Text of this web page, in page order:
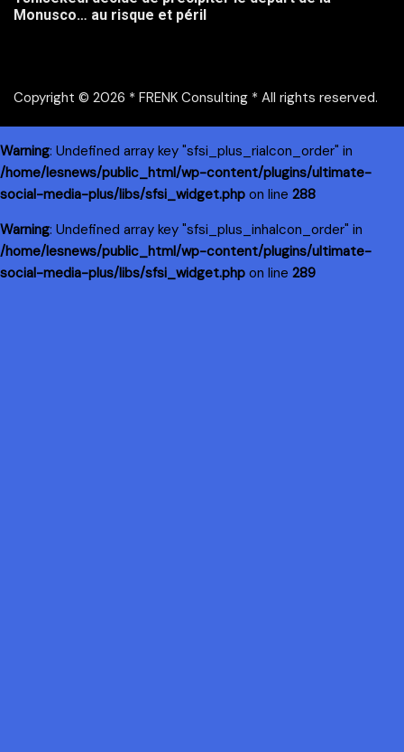
Monusco… au risque et péril
Copyright © 2026 * FRENK Consulting * All rights reserved.
Warning: Undefined array key "sfsi_plus_riaIcon_order" in
/home/lesnews/public_html/wp-content/plugins/ultimate-
social-media-plus/libs/sfsi_widget.php on line 288
Warning: Undefined array key "sfsi_plus_inhaIcon_order" in
/home/lesnews/public_html/wp-content/plugins/ultimate-
social-media-plus/libs/sfsi_widget.php on line 289